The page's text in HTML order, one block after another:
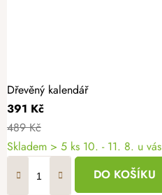
Dřevěný kalendář
391 Kč
489 Kč
Skladem > 5 ks 10. - 11. 8. u vás
DO KOŠÍKU